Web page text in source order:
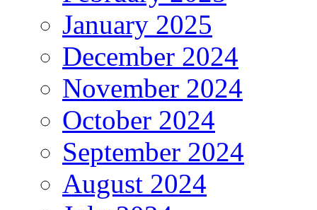
January 2025
December 2024
November 2024
October 2024
September 2024
August 2024